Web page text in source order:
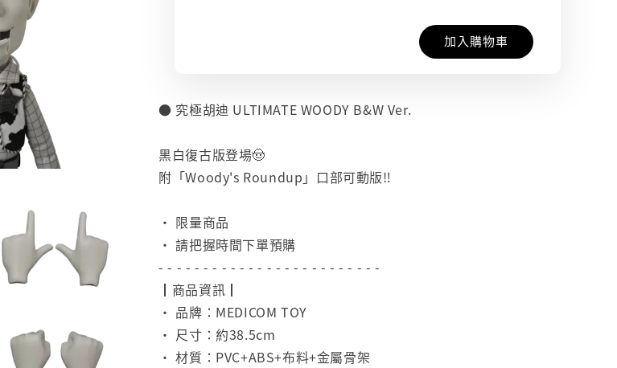
加入購物車
● 究極胡迪 ULTIMATE WOODY B&W Ver.
黑白復古版登場🤠
附「Woody's Roundup」口部可動版‼️
• 限量商品
• 請把握時間下單預購
- - - - - - - - - - - - - - - - - - - - - - - - -
┃商品資訊┃
• 品牌：MEDICOM TOY
• 尺寸：約38.5cm
• 材質：PVC+ABS+布料+金屬骨架